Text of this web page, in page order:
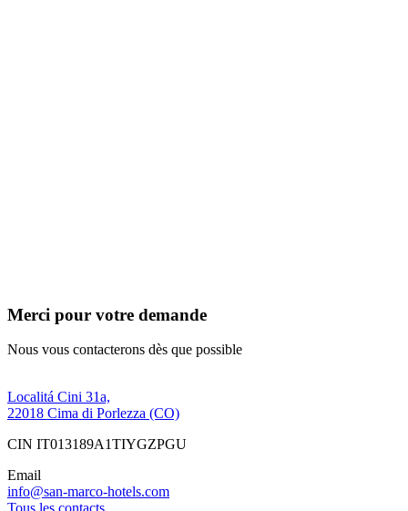
Merci pour votre demande
Nous vous contacterons dès que possible
Localitá Cini 31a,
22018 Cima di Porlezza (CO)
CIN IT013189A1TIYGZPGU
Email
info@san-marco-hotels.com